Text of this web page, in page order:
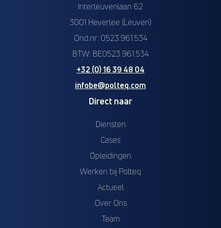
Interleuvenlaan 62
3001 Heverlee (Leuven)
Ond.nr: 0523.961.534
BTW: BE0523.961.534
+32 (0) 16 39 48 04
infobe@polteq.com
Direct naar
Diensten
Cases
Opleidingen
Werken bij Polteq
Actueel
Over Ons
Team